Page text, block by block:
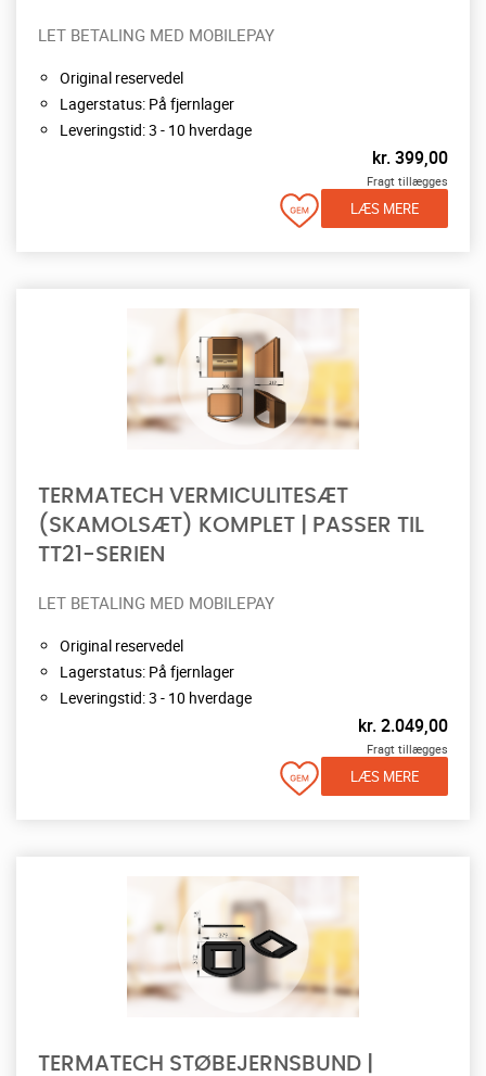
LET BETALING MED MOBILEPAY
Original reservedel
Lagerstatus: På fjernlager
Leveringstid: 3 - 10 hverdage
kr.399,00
Fragt tillægges
LÆS MERE
TERMATECH VERMICULITESÆT
(SKAMOLSÆT) KOMPLET | PASSER TIL
TT21-SERIEN
LET BETALING MED MOBILEPAY
Original reservedel
Lagerstatus: På fjernlager
Leveringstid: 3 - 10 hverdage
kr.2.049,00
Fragt tillægges
LÆS MERE
TERMATECH STØBEJERNSBUND |